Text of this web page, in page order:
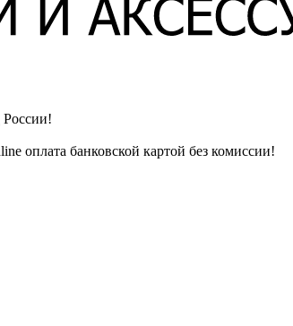
России!
оплата банковской картой без комиссии!